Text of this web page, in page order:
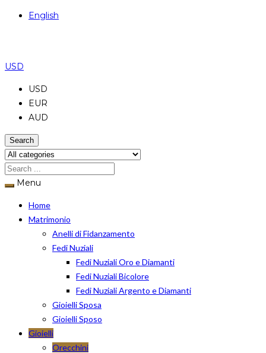
English
USD
USD
EUR
AUD
Search
Menu
Home
Matrimonio
Anelli di Fidanzamento
Fedi Nuziali
Fedi Nuziali Oro e Diamanti
Fedi Nuziali Bicolore
Fedi Nuziali Argento e Diamanti
Gioielli Sposa
Gioielli Sposo
Gioielli
Orecchini